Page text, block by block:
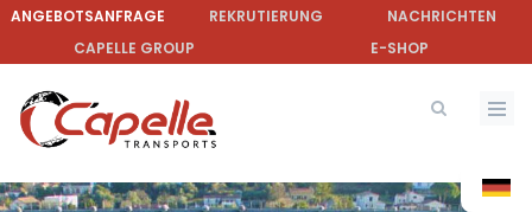
Direkt
Inhalt
ANGEBOTSANFRAGE REKRUTIERUNG
NACHRICHTEN
CAPELLE GROUP
E-SHOP